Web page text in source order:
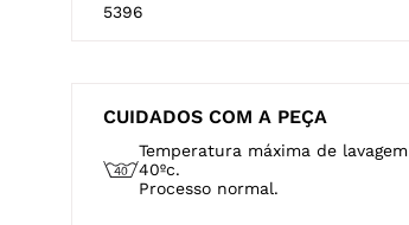
5396
CUIDADOS COM A PEÇA
Temperatura máxima de lavagem
40ºc.
Processo normal.